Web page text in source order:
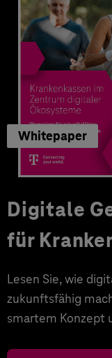
Whitepaper
Digitale
für
Lesen Sie, wie
zukunftsfähig
smartem Konzept